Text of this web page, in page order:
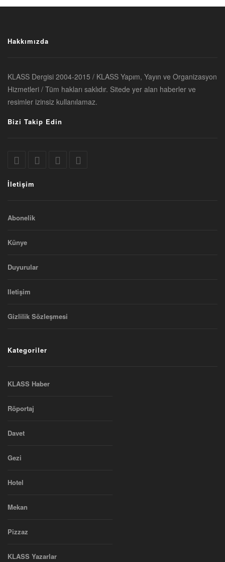
Hakkımızda
KLASS Dergisi 2004-2015 / KLASS Yapım, Yayın ve Organizasyon
Hizmetleri / Tüm hakları saklıdır. Sitede yer alan haberler ve
resimler izinsiz kullanılamaz.
Bizi Takip Edin
İletişim
Abonelik
Künye
Duyurular
Iletişim
Gizlilik Sözleşmesi
Kategoriler
KLASS Haber
Röportaj
Davet
Gezi
Hotel
Mekan
Pizzaz
KLASS Yazarlar